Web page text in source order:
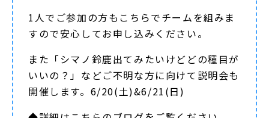
1人でご参加の方もこちらでチームを組みま
すので安心してお申し込みください。
また「シマノ鈴鹿出てみたいけどどの種目が
いいの？」などご不明な方に向けて説明会も
開催します。6/20(土)&6/21(日)